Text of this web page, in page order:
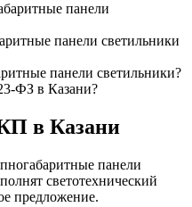
панели
панели светильники
панели светильники?
ФЗ в Казани?
КП в Казани
панели
светотехнический
предложение.